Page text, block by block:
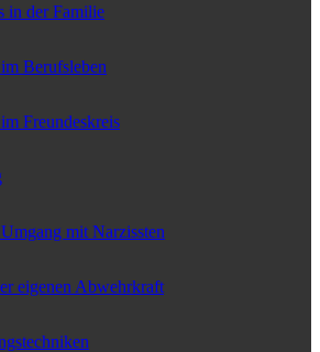
in der Familie
Berufsleben
Freundeskreis
mit Narzissten
eigenen Abwehrkraft